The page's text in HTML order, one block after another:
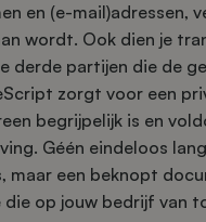
en (e-mail)adressen,
wordt. Ook dien je
derde partijen die de
zorgt voor een
begrijpelijk is en
Géén eindeloos
maar een beknopt
op jouw bedrijf van